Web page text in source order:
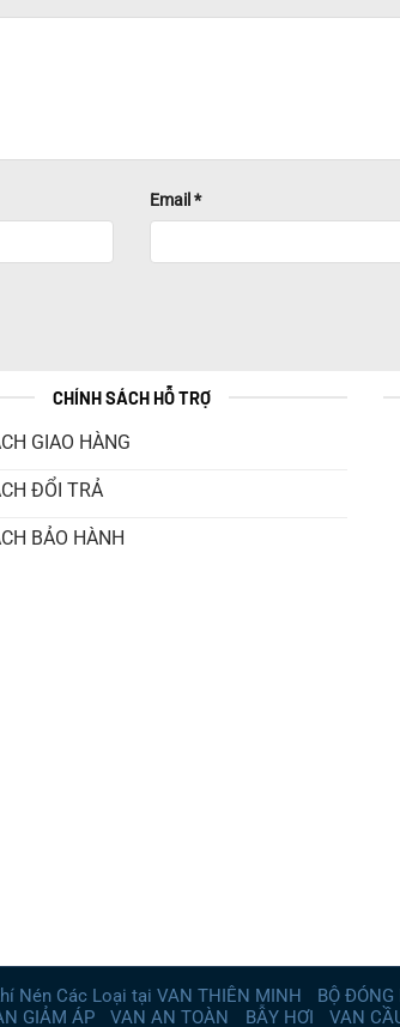
Email *
CHÍNH SÁCH HỖ TRỢ
GIAO HÀNG
ĐỔI TRẢ
BẢO HÀNH
Nén Các Loại tại VAN THIÊN MINH BỘ
GIẢM ÁP VAN AN TOÀN BẪY HƠI VAN